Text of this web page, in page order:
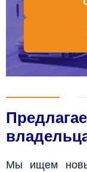
Мы ищем